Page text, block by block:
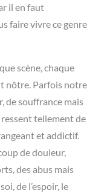
il en faut
faire vivre ce genre
scène, chaque
nôtre. Parfois notre
de souffrance mais
tellement de
et addictif.
de douleur,
des abus mais
de l’espoir, le